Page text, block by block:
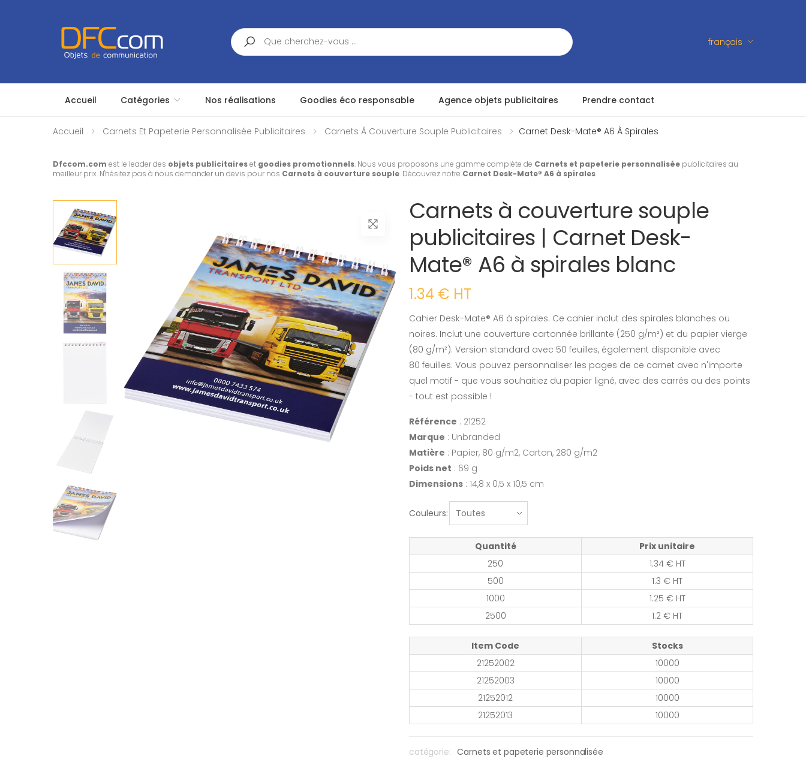
Search
français
Accueil Catégories Nos réalisations Goodies éco responsable Agence objets publicitaires Prendre contact
Accueil Carnets Et Papeterie Personnalisée Publicitaires Carnets À Couverture Souple Publicitaires Carnet Desk-Mate® A6 À Spirales
Dfccom.com est le leader des objets publicitaireset goodies promotionnels. Nous vous proposons une gamme complète de Carnets et papeterie personnalisée publicitaires au
meilleur prix. N'hésitez pas à nous demander un devis pour nos Carnets à couverture souple. Découvrez notre Carnet Desk-Mate® A6 à spirales
Carnets à couverture souple
publicitaires | Carnet Desk-
Mate® A6 à spirales blanc
1.34 € HT
Cahier Desk-Mate® A6 à spirales. Ce cahier inclut des spirales blanches ou
noires. Inclut une couverture cartonnée brillante (250 g/m²) et du papier vierge
(80 g/m²). Version standard avec 50 feuilles, également disponible avec
80 feuilles. Vous pouvez personnaliser les pages de ce carnet avec n'importe
quel motif - que vous souhaitiez du papier ligné, avec des carrés ou des points
- tout est possible !
Référence : 21252
Marque : Unbranded
Matière : Papier, 80 g/m2, Carton, 280 g/m2
Poids net : 69 g
Dimensions : 14,8 x 0,5 x 10,5 cm
Couleurs:
Quantité
Prix unitaire
250
1.34 € HT
500
1.3 € HT
1000
1.25 € HT
2500
1.2 € HT
Item Code
Stocks
21252002
10000
21252003
10000
21252012
10000
21252013
10000
catégorie: Carnets et papeterie personnalisée